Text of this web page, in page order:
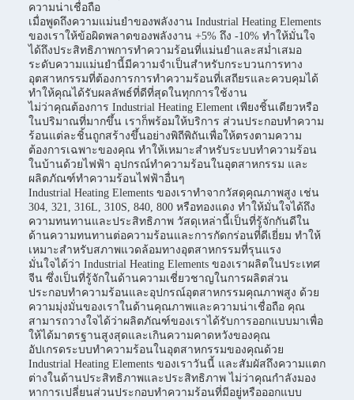
ความน่าเชื่อถือ
เมื่อพูดถึงความแม่นยำของพลังงาน Industrial Heating Elements
ของเราให้ข้อผิดพลาดของพลังงาน +5% ถึง -10% ทำให้มั่นใจ
ได้ถึงประสิทธิภาพการทำความร้อนที่แม่นยำและสม่ำเสมอ
ระดับความแม่นยำนี้มีความจำเป็นสำหรับกระบวนการทาง
อุตสาหกรรมที่ต้องการการทำความร้อนที่เสถียรและควบคุมได้
ทำให้คุณได้รับผลลัพธ์ที่ดีที่สุดในทุกการใช้งาน
ไม่ว่าคุณต้องการ Industrial Heating Element เพียงชิ้นเดียวหรือ
ในปริมาณที่มากขึ้น เราก็พร้อมให้บริการ ส่วนประกอบทำความ
ร้อนแต่ละชิ้นถูกสร้างขึ้นอย่างพิถีพิถันเพื่อให้ตรงตามความ
ต้องการเฉพาะของคุณ ทำให้เหมาะสำหรับระบบทำความร้อน
ในบ้านด้วยไฟฟ้า อุปกรณ์ทำความร้อนในอุตสาหกรรม และ
ผลิตภัณฑ์ทำความร้อนไฟฟ้าอื่นๆ
Industrial Heating Elements ของเราทำจากวัสดุคุณภาพสูง เช่น
304, 321, 316L, 310S, 840, 800 หรือทองแดง ทำให้มั่นใจได้ถึง
ความทนทานและประสิทธิภาพ วัสดุเหล่านี้เป็นที่รู้จักกันดีใน
ด้านความทนทานต่อความร้อนและการกัดกร่อนที่ดีเยี่ยม ทำให้
เหมาะสำหรับสภาพแวดล้อมทางอุตสาหกรรมที่รุนแรง
มั่นใจได้ว่า Industrial Heating Elements ของเราผลิตในประเทศ
จีน ซึ่งเป็นที่รู้จักในด้านความเชี่ยวชาญในการผลิตส่วน
ประกอบทำความร้อนและอุปกรณ์อุตสาหกรรมคุณภาพสูง ด้วย
ความมุ่งมั่นของเราในด้านคุณภาพและความน่าเชื่อถือ คุณ
สามารถวางใจได้ว่าผลิตภัณฑ์ของเราได้รับการออกแบบมาเพื่อ
ให้ได้มาตรฐานสูงสุดและเกินความคาดหวังของคุณ
อัปเกรดระบบทำความร้อนในอุตสาหกรรมของคุณด้วย
Industrial Heating Elements ของเราวันนี้ และสัมผัสถึงความแตก
ต่างในด้านประสิทธิภาพและประสิทธิภาพ ไม่ว่าคุณกำลังมอง
หาการเปลี่ยนส่วนประกอบทำความร้อนที่มีอยู่หรือออกแบบ